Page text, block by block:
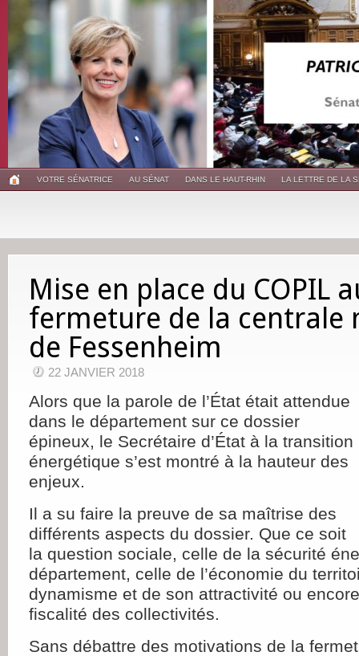
VOTRE SÉNATRICE AU SÉNAT DANS LE HAUT-RHIN LA LETTRE DE LA
Mise en place du COPIL
fermeture de la centrale
de Fessenheim
22 JANVIER 2018
Alors que la parole de l’État était attendue
dans le département sur ce dossier
épineux, le Secrétaire d’État à la transition
énergétique s’est montré à la hauteur des
enjeux.
Il a su faire la preuve de sa maîtrise des
différents aspects du dossier. Que ce soit
la question sociale, celle de la sécurité
département, celle de l’économie du
dynamisme et de son attractivité ou
fiscalité des collectivités.
Sans débattre des motivations de la